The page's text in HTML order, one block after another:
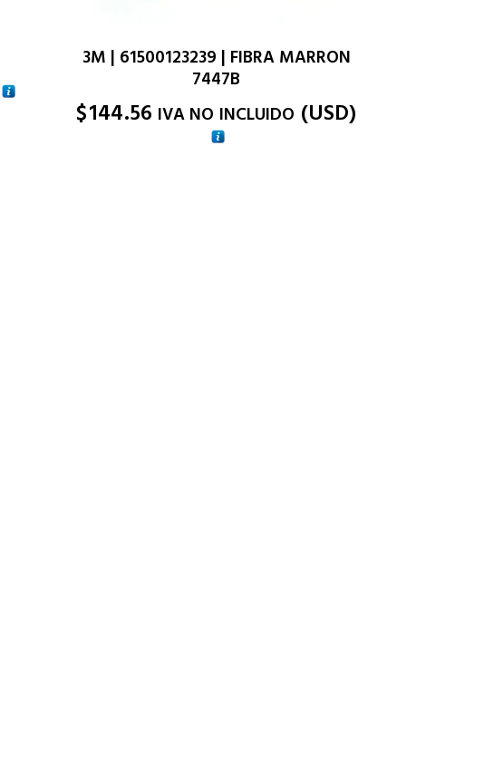
3M | 61500123239 | FIBRA MARRON
7447B
$144.56 IVA NO INCLUIDO (USD)